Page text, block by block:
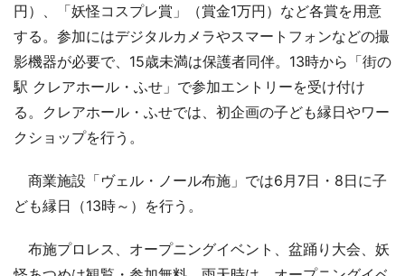
円）、「妖怪コスプレ賞」（賞金1万円）など各賞を用意
する。参加にはデジタルカメラやスマートフォンなどの撮
影機器が必要で、15歳未満は保護者同伴。13時から「街の
駅 クレアホール・ふせ」で参加エントリーを受け付け
る。クレアホール・ふせでは、初企画の子ども縁日やワー
クショップを行う。
商業施設「ヴェル・ノール布施」では6月7日・8日に子
ども縁日（13時～）を行う。
布施プロレス、オープニングイベント、盆踊り大会、妖